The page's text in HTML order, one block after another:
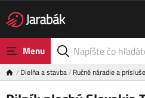
Menu
Dielňa a stavba Ručné náradie a